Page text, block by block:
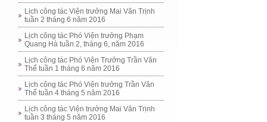
Lịch công tác Viện trưởng Mai Văn Trịnh
tuần 2 tháng 6 năm 2016
Lịch công tác Phó Viện trưởng Phạm
Quang Hà tuần 2, tháng 6, năm 2016
Lịch công tác Phó Viện Trưởng Trần Văn
Thể tuần 1 tháng 6 năm 2016
Lịch công tác Phó Viện trưởng Trần Văn
Thể tuần 4 tháng 5 năm 2016
Lịch công tác Viện trưởng Mai Văn Trịnh
tuần 3 tháng 5 năm 2016